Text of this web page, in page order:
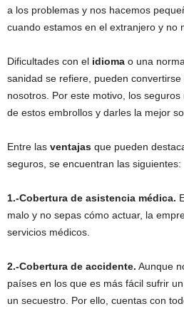
a los problemas y nos hacemos
cuando estamos en el extranjero y no
Dificultades con el idioma o una
sanidad se refiere, pueden
nosotros. Por este motivo, los
de estos embrollos y darles la mejor
Entre las ventajas que pueden
seguros, se encuentran las siguientes:
1.-Cobertura de asistencia médica.
malo y no sepas cómo actuar, la
servicios médicos.
2.-Cobertura de accidente. Aunque
países en los que es más fácil sufrir
un secuestro. Por ello, cuentas con